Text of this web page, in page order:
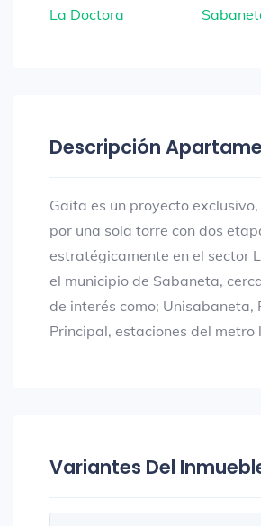
La Doctora
Descripción
Gaita es un proyecto
por una sola torre con dos
estratégicamente en el sector
el municipio de Sabaneta,
de interés como; Unisabaneta,
Principal, estaciones del metro
Variantes Del